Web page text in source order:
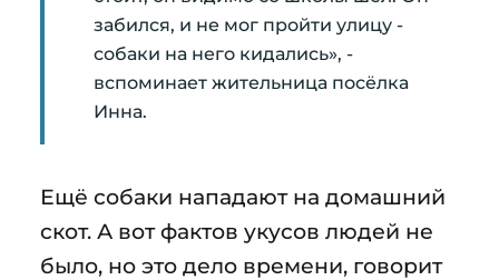
забился, и не мог пройти улицу -
собаки на него кидались», -
вспоминает жительница посёлка
Инна.
Ещё собаки нападают на домашний
скот. А вот фактов укусов людей не
было, но это дело времени, говорит